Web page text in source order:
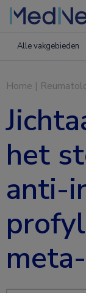
Alle vakgebieden
Home |
het
anti-